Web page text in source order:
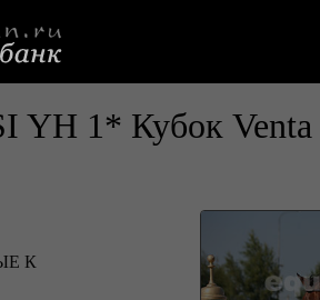
YH 1* Кубок Venta
К